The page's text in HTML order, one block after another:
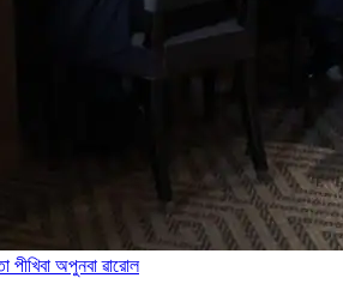
পীখিবা অপুনবা ৱারোল